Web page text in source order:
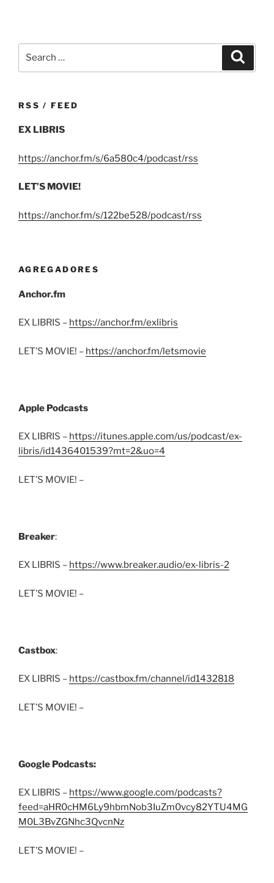
RSS / FEED
EX LIBRIS
https://anchor.fm/s/6a580c4/podcast/rss
LET’S MOVIE!
https://anchor.fm/s/122be528/podcast/rss
AGREGADORES
Anchor.fm
EX LIBRIS – https://anchor.fm/exlibris
LET’S MOVIE! – https://anchor.fm/letsmovie
Apple Podcasts
EX LIBRIS – https://itunes.apple.com/us/podcast/ex-
libris/id1436401539?mt=2&uo=4
LET’S MOVIE! –
Breaker:
EX LIBRIS – https://www.breaker.audio/ex-libris-2
LET’S MOVIE! –
Castbox:
EX LIBRIS – https://castbox.fm/channel/id1432818
LET’S MOVIE! –
Google Podcasts:
EX LIBRIS – https://www.google.com/podcasts?
feed=aHR0cHM6Ly9hbmNob3IuZm0vcy82YTU4MG
M0L3BvZGNhc3QvcnNz
LET’S MOVIE! –